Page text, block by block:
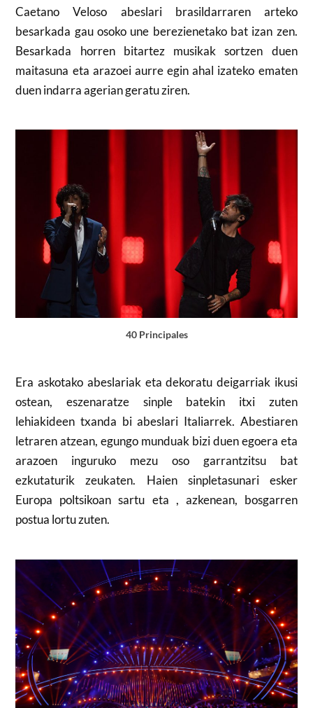
Caetano Veloso abeslari brasildarraren arteko
besarkada gau osoko une berezienetako bat izan zen.
Besarkada horren bitartez musikak sortzen duen
maitasuna eta arazoei aurre egin ahal izateko ematen
duen indarra agerian geratu ziren.
40 Principales
Era askotako abeslariak eta dekoratu deigarriak ikusi
ostean, eszenaratze sinple batekin itxi zuten
lehiakideen txanda bi abeslari Italiarrek. Abestiaren
letraren atzean, egungo munduak bizi duen egoera eta
arazoen inguruko mezu oso garrantzitsu bat
ezkutaturik zeukaten. Haien sinpletasunari esker
Europa poltsikoan sartu eta , azkenean, bosgarren
postua lortu zuten.